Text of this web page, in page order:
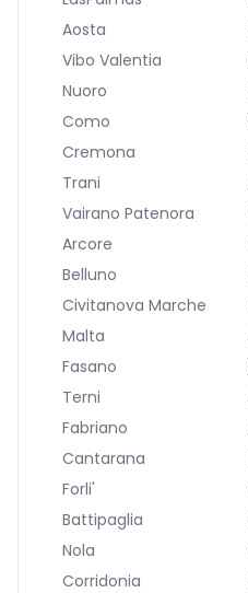
Aosta
Vibo Valentia
Nuoro
Como
Cremona
Trani
Vairano Patenora
Arcore
Belluno
Civitanova Marche
Malta
Fasano
Terni
Fabriano
Cantarana
Forli'
Battipaglia
Nola
Corridonia